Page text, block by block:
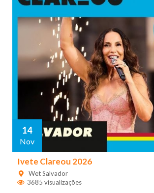
14
Nov
Ivete Clareou 2026
Wet Salvador
3685 visualizações